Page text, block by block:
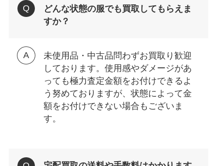
どんな状態の服でも買取してもらえま
すか？
未使用品・中古品問わずお買取り歓迎
しております。使用感やダメージがあ
っても極力査定金額をお付けできるよ
う努めておりますが、状態によって金
額をお付けできない場合もございま
す。